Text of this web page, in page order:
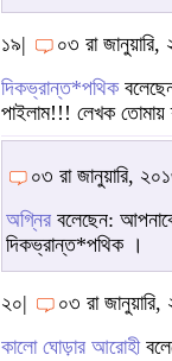
১৯|
০৩ রা
দিকভ্রান্ত*পথিক
পাইলাম!!! লেখক
০৩ রা জানুয়ারি,
অগ্নির বলেছেন:
দিকভ্রান্ত*পথিক ।
২০|
০৩ রা
কালো ঘোড়ার আরোহী